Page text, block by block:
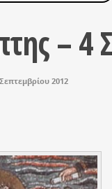
– 4
2012